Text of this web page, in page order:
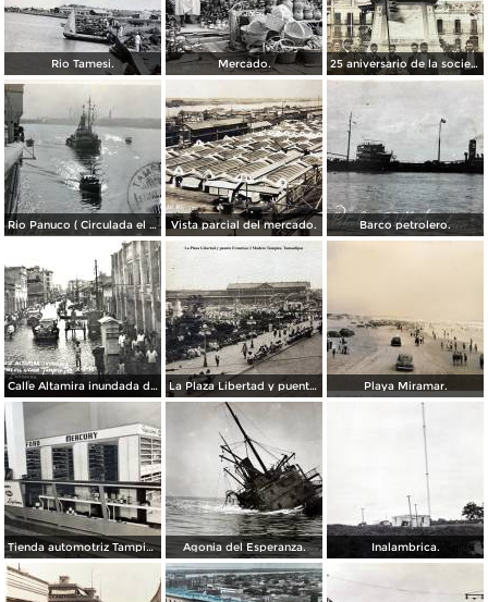
Rio Tamesi. Mercado. 25 aniversario de la sociedad mutua de artesanos de Benito Juarez ( Fechada el 2 de Octubre de 1910 ).
Rio Panuco ( Circulada el 17 de Mayo de 1932 ). Vista parcial del mercado. Barco petrolero.
Calle Altamira inundada despues del ciclon del 2 de Octubre de 1933. La Plaza Libertad y puente Francisco I Madero Tampico, Tamaulipas Playa Miramar.
Tienda automotriz Tampico, Tamaulipas ( Fechada el 25 de Junioo de 1951 ). Agonia del Esperanza. Inalambrica.